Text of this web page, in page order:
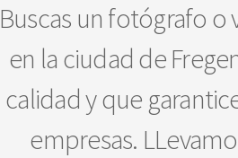
Buscas un fotógrafo o
en la ciudad de
calidad y que
empresas.